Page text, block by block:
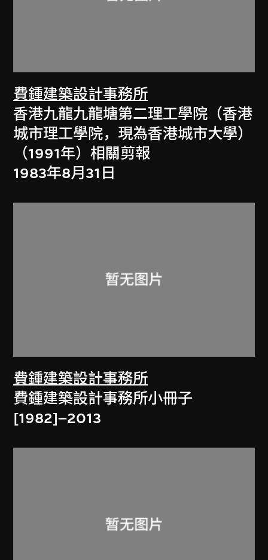
費鍾建築設計事務所
香港九龍九龍塘第二理工學院（香港
城市理工學院，現為香港城市大學）
（1991年）相關剪報
1983年8月31日
費鍾建築設計事務所
費鍾建築設計事務所小冊子
[1982]–2013